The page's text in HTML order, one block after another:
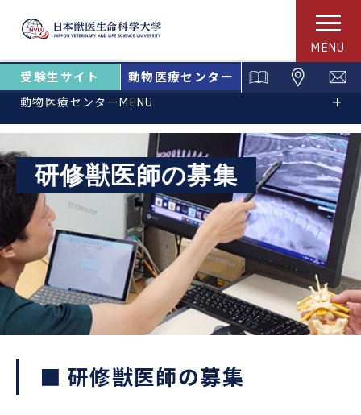
MENU
受験生サイト 動物医療センター
動物医療センターMENU
研修獣医師の募集
■ 研修獣医師の募集